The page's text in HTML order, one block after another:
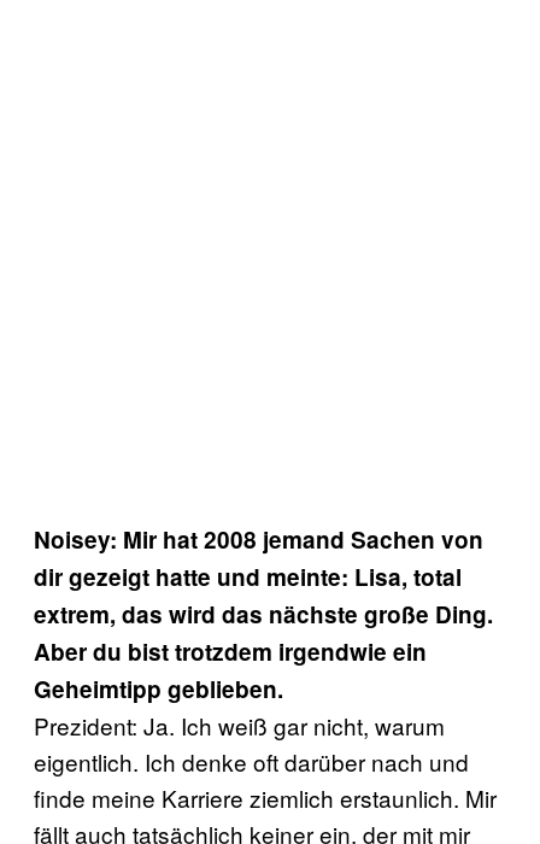
Noisey: Mir hat 2008 jemand Sachen von
dir gezeigt hatte und meinte: Lisa, total
extrem, das wird das nächste große Ding.
Aber du bist trotzdem irgendwie ein
Geheimtipp geblieben.
Prezident: Ja. Ich weiß gar nicht, warum
eigentlich. Ich denke oft darüber nach und
finde meine Karriere ziemlich erstaunlich. Mir
fällt auch tatsächlich keiner ein, der mit mir